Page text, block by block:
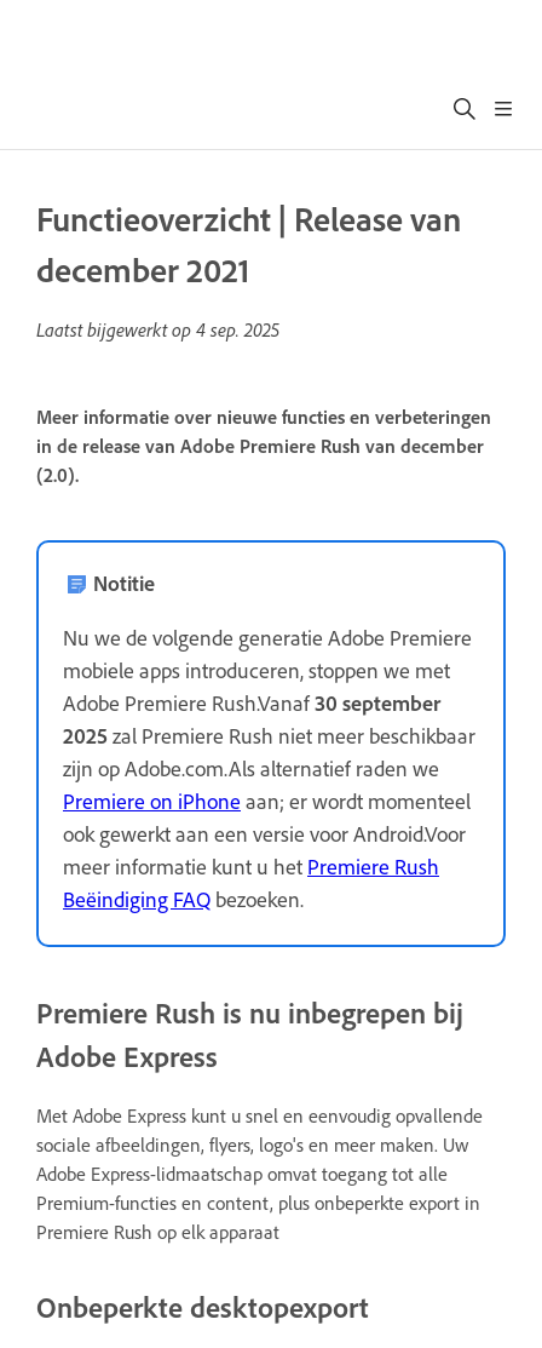
Functieoverzicht | Release van
december 2021
Laatst bijgewerkt op 4 sep. 2025
Meer informatie over nieuwe functies en verbeteringen
in de release van Adobe Premiere Rush van december
(2.0).
Notitie
Nu we de volgende generatie Adobe Premiere
mobiele apps introduceren, stoppen we met
Adobe Premiere Rush.Vanaf30 september
2025zal Premiere Rush niet meer beschikbaar
zijn op Adobe.com.Als alternatief raden we
Premiere on iPhone aan; er wordt momenteel
ook gewerkt aan een versie voor Android.Voor
meer informatie kunt u het Premiere Rush
Beëindiging FAQ bezoeken.
Premiere Rush is nu inbegrepen bij
Adobe Express
Met Adobe Express kunt u snel en eenvoudig opvallende
sociale afbeeldingen, flyers, logo's en meer maken. Uw
Adobe Express-lidmaatschap omvat toegang tot alle
Premium-functies en content, plus onbeperkte export in
Premiere Rush op elk apparaat
Onbeperkte desktopexport